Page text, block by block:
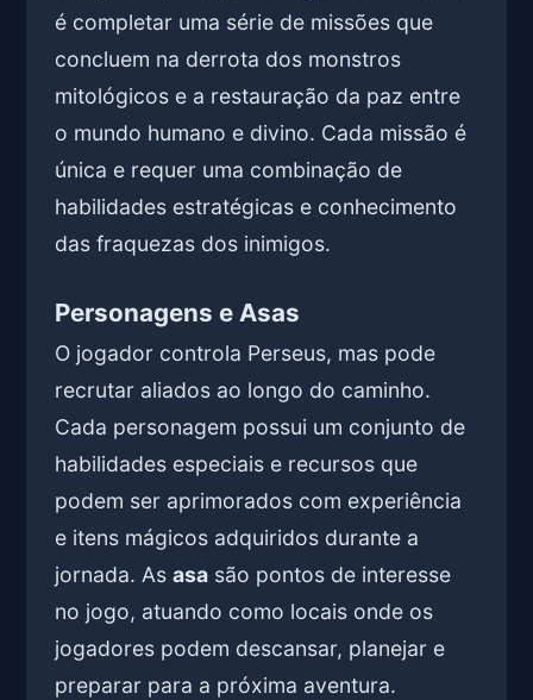
é completar uma série de missões que
concluem na derrota dos monstros
mitológicos e a restauração da paz entre
o mundo humano e divino. Cada missão é
única e requer uma combinação de
habilidades estratégicas e conhecimento
das fraquezas dos inimigos.
Personagens e Asas
O jogador controla Perseus, mas pode
recrutar aliados ao longo do caminho.
Cada personagem possui um conjunto de
habilidades especiais e recursos que
podem ser aprimorados com experiência
e itens mágicos adquiridos durante a
jornada. Asasa são pontos de interesse
no jogo, atuando como locais onde os
jogadores podem descansar, planejar e
preparar para a próxima aventura.